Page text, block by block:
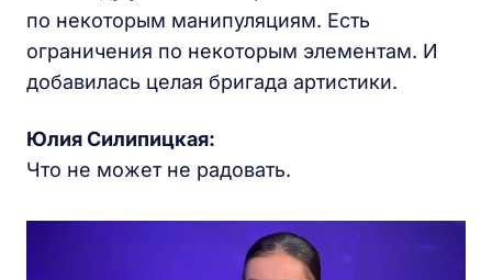
по некоторым манипуляциям. Есть
ограничения по некоторым элементам. И
добавилась целая бригада артистики.
Юлия Силипицкая:
Что не может не радовать.